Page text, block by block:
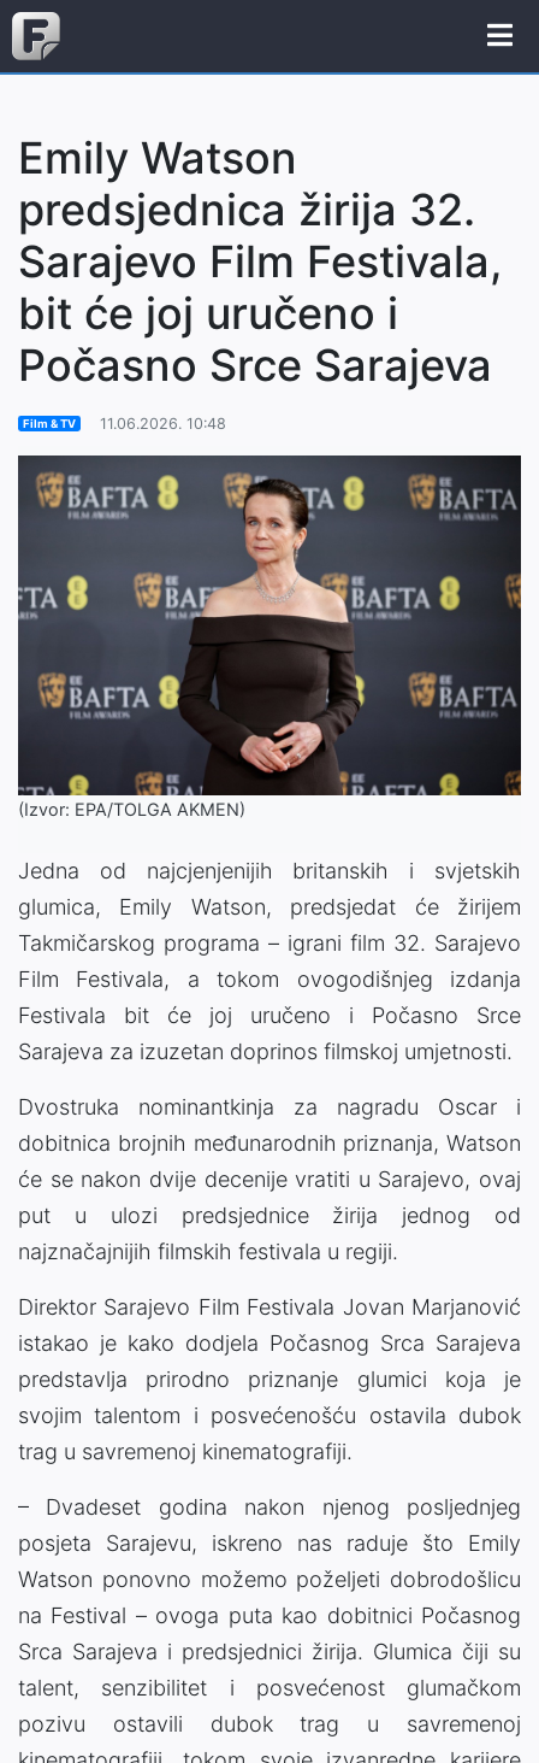
Emily Watson
predsjednica žirija 32.
Sarajevo Film Festivala,
bit će joj uručeno i
Počasno Srce Sarajeva
Film & TV 11.06.2026. 10:48
(Izvor: EPA/TOLGA AKMEN)
Jedna od najcjenjenijih britanskih i svjetskih
glumica, Emily Watson, predsjedat će žirijem
Takmičarskog programa – igrani film 32. Sarajevo
Film Festivala, a tokom ovogodišnjeg izdanja
Festivala bit će joj uručeno i Počasno Srce
Sarajeva za izuzetan doprinos filmskoj umjetnosti.
Dvostruka nominantkinja za nagradu Oscar i
dobitnica brojnih međunarodnih priznanja, Watson
će se nakon dvije decenije vratiti u Sarajevo, ovaj
put u ulozi predsjednice žirija jednog od
najznačajnijih filmskih festivala u regiji.
Direktor Sarajevo Film Festivala Jovan Marjanović
istakao je kako dodjela Počasnog Srca Sarajeva
predstavlja prirodno priznanje glumici koja je
svojim talentom i posvećenošću ostavila dubok
trag u savremenoj kinematografiji.
– Dvadeset godina nakon njenog posljednjeg
posjeta Sarajevu, iskreno nas raduje što Emily
Watson ponovno možemo poželjeti dobrodošlicu
na Festival – ovoga puta kao dobitnici Počasnog
Srca Sarajeva i predsjednici žirija. Glumica čiji su
talent, senzibilitet i posvećenost glumačkom
pozivu ostavili dubok trag u savremenoj